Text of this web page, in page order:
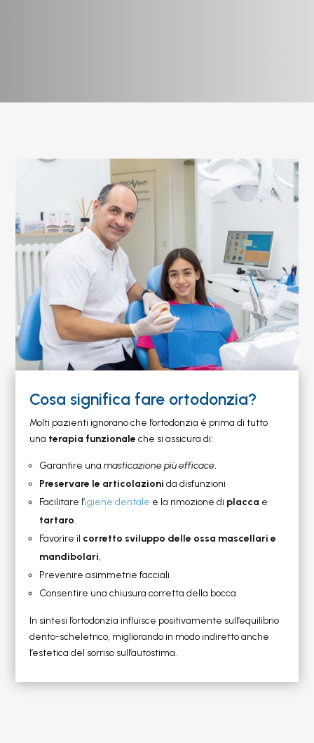
Cosa significa fare ortodonzia?
Molti pazienti ignorano che l’ortodonzia è prima di tutto
una terapia funzionale che si assicura di:
Garantire unamasticazione più efficace,
Preservare le articolazionidadisfunzioni
Facilitare l’igiene dentale e la rimozione di placca e
tartaro.
Favorire il corretto sviluppo delle ossa mascellari e
mandibolari,
Prevenire asimmetrie facciali
Consentire una chiusura corretta della bocca
In sintesi l’ortodonzia influisce positivamente sull’equilibrio
dento-scheletrico, migliorando in modo indiretto anche
l’estetica del sorriso sull’autostima.